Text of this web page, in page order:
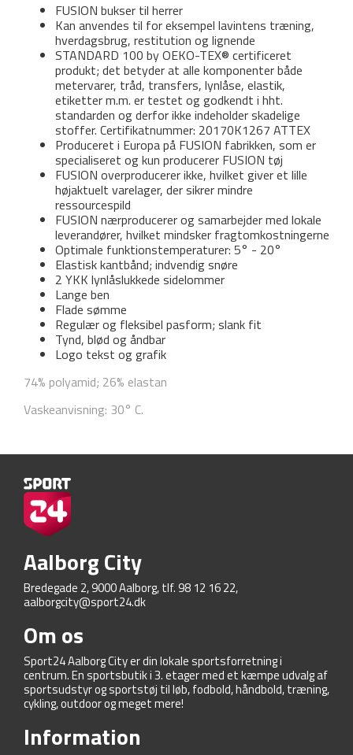
FUSION bukser til herrer
Kan anvendes til for eksempel lavintens træning,
hverdagsbrug, restitution og lignende
STANDARD 100 by OEKO-TEX® certificeret
produkt; det betyder at alle komponenter både
metervarer, tråd, transfers, lynlåse, elastik,
etiketter m.m. er testet og godkendt i hht.
standarden og derfor ikke indeholder skadelige
stoffer. Certifikatnummer: 20170K1267 ATTEX
Produceret i Europa på FUSION fabrikken, som er
specialiseret og kun producerer FUSION tøj
FUSION overproducerer ikke, hvilket giver et lille
højaktuelt varelager, der sikrer mindre
ressourcespild
FUSION nærproducerer og samarbejder med lokale
leverandører, hvilket mindsker fragtomkostningerne
Optimale funktionstemperaturer: 5° - 20°
Elastisk kantbånd; indvendig snøre
2 YKK lynlåslukkede sidelommer
Lange ben
Flade sømme
Regulær og fleksibel pasform; slank fit
Tynd, blød og åndbar
Logo tekst og grafik
74% polyamid; 26% elastan
Vaskeanvisning: 30° C.
Aalborg City
Bredegade 2, 9000 Aalborg, tlf. 98 12 16 22,
aalborgcity@sport24.dk
Om os
Sport24 Aalborg City er din lokale sportsforretning i
centrum. En sportsbutik i 3. etager med et kæmpe udvalg af
sportsudstyr og sportstøj til løb, fodbold, håndbold, træning,
cykling, outdoor og meget mere!
Information